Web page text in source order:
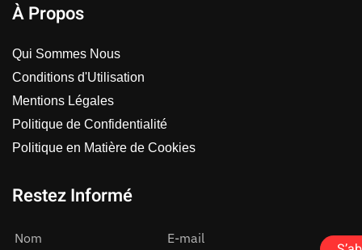
À Propos
Qui Sommes Nous
Conditions d'Utilisation
Mentions Légales
Politique de Confidentialité
Politique en Matière de Cookies
Restez Informé
Nom E-mail